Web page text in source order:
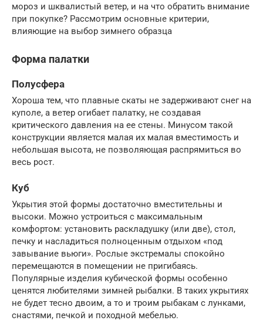
мороз и шквалистый ветер, и на что обратить внимание
при покупке? Рассмотрим основные критерии,
влияющие на выбор зимнего образца
Форма палатки
Полусфера
Хороша тем, что плавные скаты не задерживают снег на
куполе, а ветер огибает палатку, не создавая
критического давления на ее стены. Минусом такой
конструкции является малая их малая вместимость и
небольшая высота, не позволяющая распрямиться во
весь рост.
Куб
Укрытия этой формы достаточно вместительны и
высоки. Можно устроиться с максимальным
комфортом: установить раскладушку (или две), стол,
печку и насладиться полноценным отдыхом «под
завывание вьюги». Рослые экстремалы спокойно
перемещаются в помещении не пригибаясь.
Популярные изделия кубической формы особенно
ценятся любителями зимней рыбалки. В таких укрытиях
не будет тесно двоим, а то и троим рыбакам с лунками,
снастями, печкой и походной мебелью.